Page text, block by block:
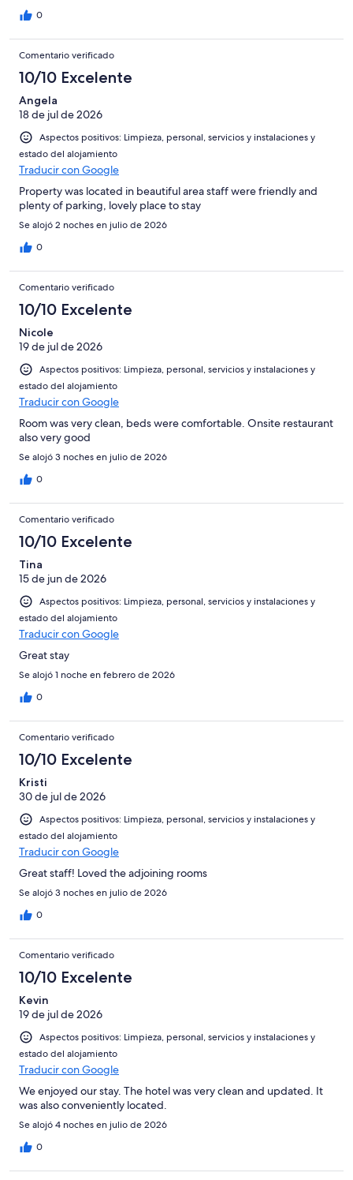
0
Comentario verificado
10/10 Excelente
Angela
18 de jul de 2026
Aspectos positivos: Limpieza, personal, servicios y instalaciones y
estado del alojamiento
Traducir con Google
Property was located in beautiful area staff were friendly and
plenty of parking, lovely place to stay
Se alojó 2 noches en julio de 2026
0
Comentario verificado
10/10 Excelente
Nicole
19 de jul de 2026
Aspectos positivos: Limpieza, personal, servicios y instalaciones y
estado del alojamiento
Traducir con Google
Room was very clean, beds were comfortable. Onsite restaurant
also very good
Se alojó 3 noches en julio de 2026
0
Comentario verificado
10/10 Excelente
Tina
15 de jun de 2026
Aspectos positivos: Limpieza, personal, servicios y instalaciones y
estado del alojamiento
Traducir con Google
Great stay
Se alojó 1 noche en febrero de 2026
0
Comentario verificado
10/10 Excelente
Kristi
30 de jul de 2026
Aspectos positivos: Limpieza, personal, servicios y instalaciones y
estado del alojamiento
Traducir con Google
Great staff! Loved the adjoining rooms
Se alojó 3 noches en julio de 2026
0
Comentario verificado
10/10 Excelente
Kevin
19 de jul de 2026
Aspectos positivos: Limpieza, personal, servicios y instalaciones y
estado del alojamiento
Traducir con Google
We enjoyed our stay. The hotel was very clean and updated. It
was also conveniently located.
Se alojó 4 noches en julio de 2026
0